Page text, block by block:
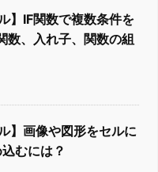
】IF関数で複数条件を
数、入れ子、関数の組
】画像や図形をセルに
むには？